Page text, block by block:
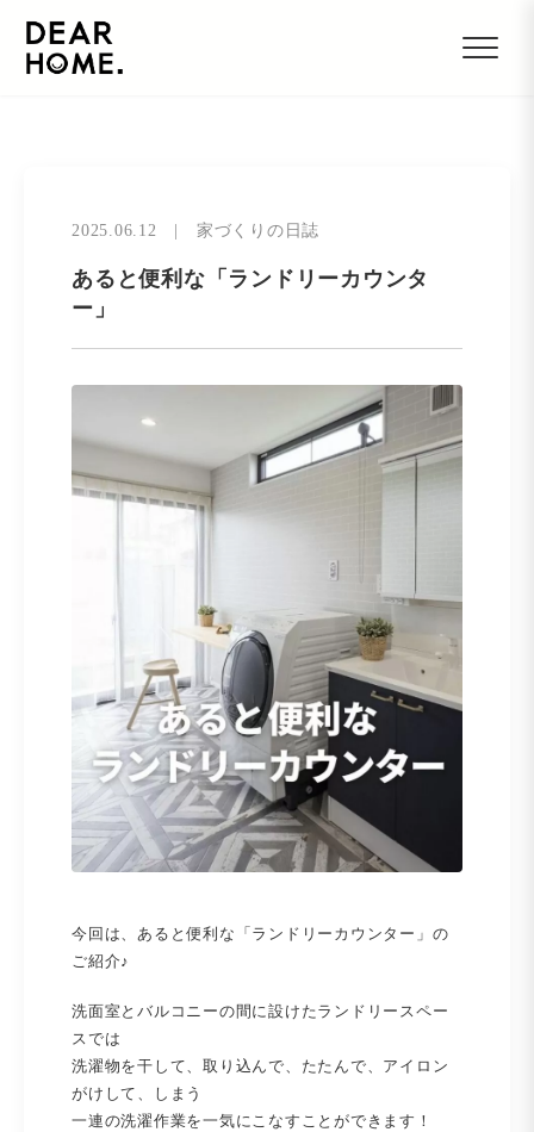
2025.06.12 家づくりの日誌
あると便利な「ランドリーカウンタ
ー」
今回は、あると便利な「ランドリーカウンター」の
ご紹介♪
洗面室とバルコニーの間に設けたランドリースペー
スでは
洗濯物を干して、取り込んで、たたんで、アイロン
がけして、しまう
一連の洗濯作業を一気にこなすことができます！